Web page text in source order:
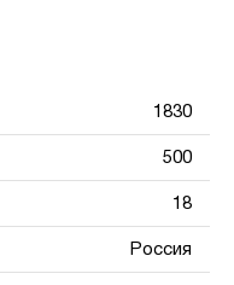
1830
500
18
Россия